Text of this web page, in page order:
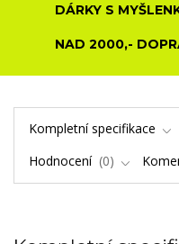
DÁRKY S
NAD 2000,-
Kompletní specifikace
Hodnocení
0